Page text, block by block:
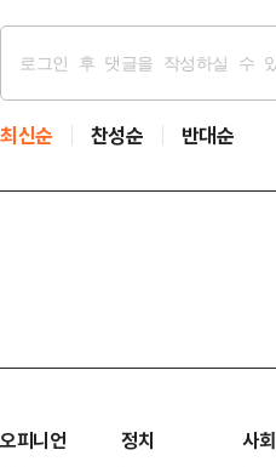
최신순 찬성순 반대순
오피니언 정치 사회